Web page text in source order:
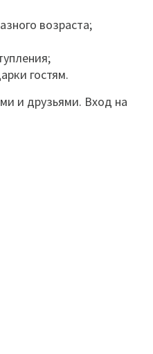
возраста;
гостям.
и друзьями. Вход на